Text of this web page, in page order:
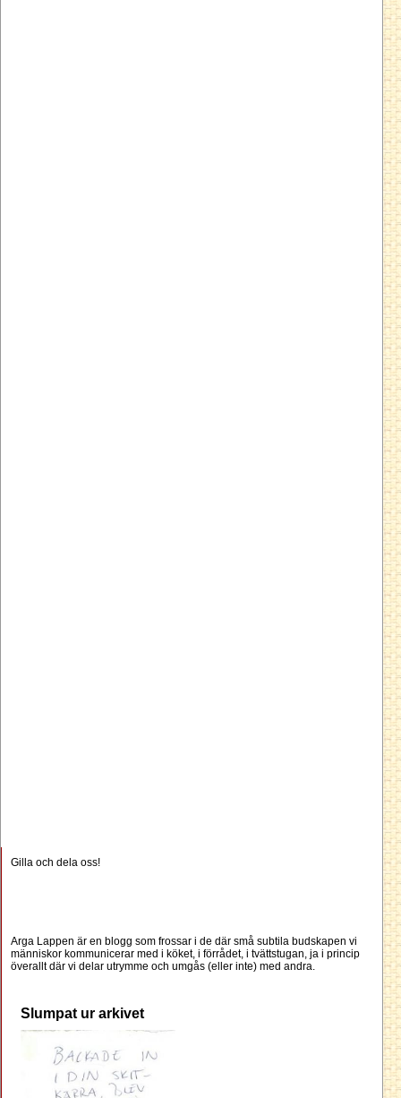
Gilla och dela oss!
Arga Lappen är en blogg som frossar i de där små subtila budskapen vi
människor kommunicerar med i köket, i förrådet, i tvättstugan, ja i princip
överallt där vi delar utrymme och umgås (eller inte) med andra.
Slumpat ur arkivet